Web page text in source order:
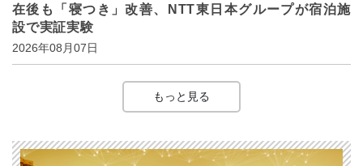
在後も「寝つき」改善、NTT東日本グループが宿泊施
設で実証実験
2026年08月07日
もっと見る